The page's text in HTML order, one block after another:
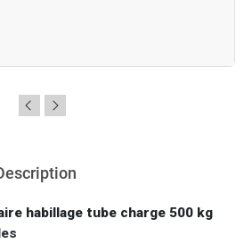
habillage tube charge 500 kg